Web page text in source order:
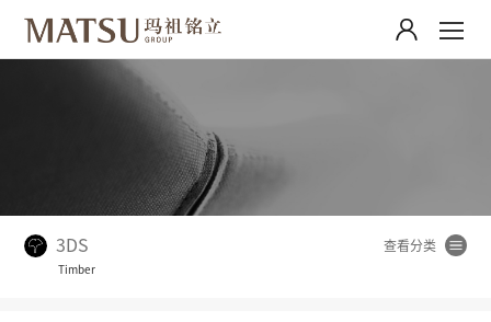
3DS
Timber